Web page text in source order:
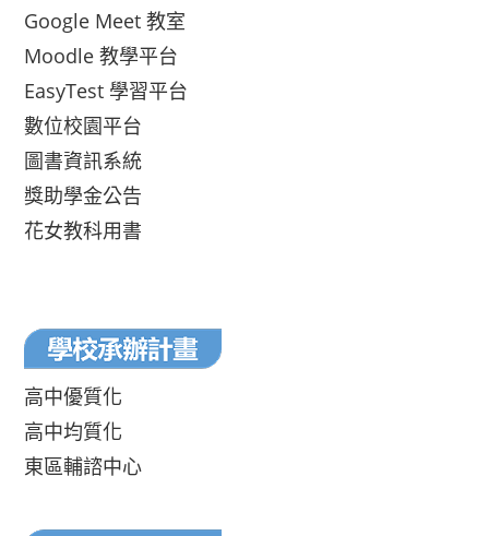
Google Meet 教室
Moodle 教學平台
EasyTest 學習平台
數位校園平台
圖書資訊系統
獎助學金公告
花女教科用書
高中優質化
高中均質化
東區輔諮中心